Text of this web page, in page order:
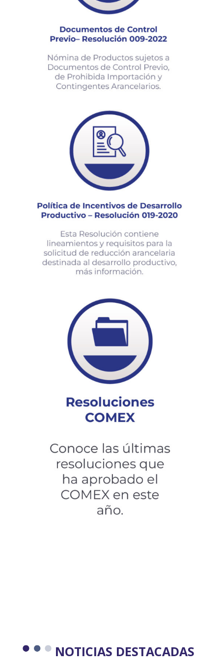
NOTICIAS DESTACADAS